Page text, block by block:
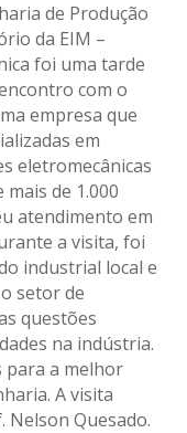
de Produção
da EIM –
foi uma tarde
com o
empresa que
em
eletromecânicas
de 1.000
atendimento em
a visita, foi
industrial local e
setor de
questões
na indústria.
para a melhor
A visita
Nelson Quesado.